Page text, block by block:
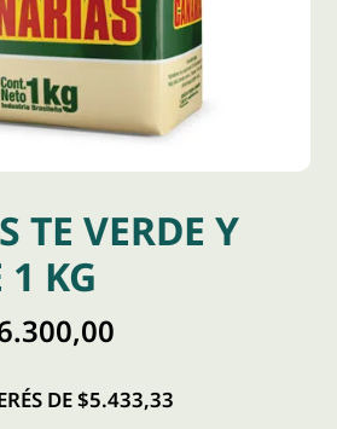
TE VERDE Y
1 KG
es:
DE $5.433,33